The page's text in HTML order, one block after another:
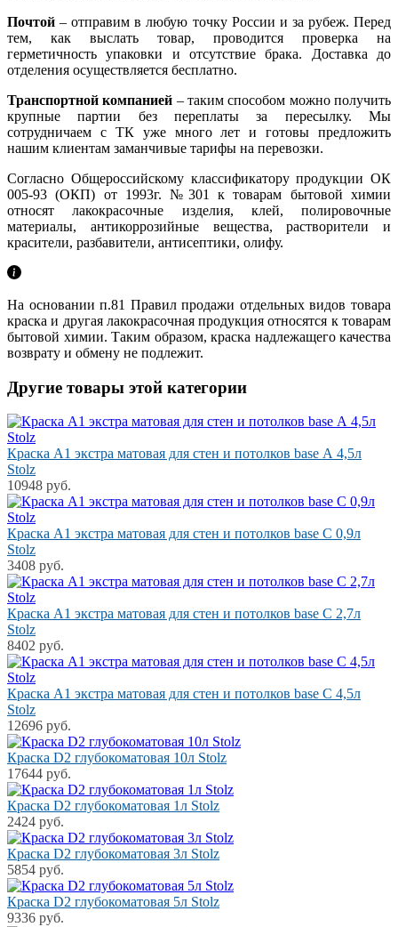
Почтой – отправим в любую точку России и за рубеж. Перед
тем, как выслать товар, проводится проверка на
герметичность упаковки и отсутствие брака. Доставка до
отделения осуществляется бесплатно.
Транспортной компанией – таким способом можно получить
крупные партии без переплаты за пересылку. Мы
сотрудничаем с ТК уже много лет и готовы предложить
нашим клиентам заманчивые тарифы на перевозки.
Согласно Общероссийскому классификатору продукции ОК
005-93 (ОКП) от 1993г. №301 к товарам бытовой химии
относят лакокрасочные изделия, клей, полировочные
материалы, антикоррозийные вещества, растворители и
красители, разбавители, антисептики, олифу.
На основании п.81 Правил продажи отдельных видов товара
краска и другая лакокрасочная продукция относятся к товарам
бытовой химии. Таким образом, краска надлежащего качества
возврату и обмену не подлежит.
Другие товары этой категории
Краска A1 экстра матовая для стен и потолков base А 4,5л
Stolz
10948 руб.
Краска A1 экстра матовая для стен и потолков base С 0,9л
Stolz
3408 руб.
Краска A1 экстра матовая для стен и потолков base С 2,7л
Stolz
8402 руб.
Краска A1 экстра матовая для стен и потолков base С 4,5л
Stolz
12696 руб.
Краска D2 глубокоматовая 10л Stolz
17644 руб.
Краска D2 глубокоматовая 1л Stolz
2424 руб.
Краска D2 глубокоматовая 3л Stolz
5854 руб.
Краска D2 глубокоматовая 5л Stolz
9336 руб.